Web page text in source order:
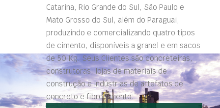
Catarina, Rio Grande do Sul, São Paulo e
Mato Grosso do Sul, além do Paraguai,
produzindo e comercializando quatro tipos
de cimento, disponíveis a granel e em sacos
de 50 Kg. Seus Clientes são concreteiras,
construtoras, lojas de materiais de
construção e indústrias de artefatos de
concreto e fibrocimento.